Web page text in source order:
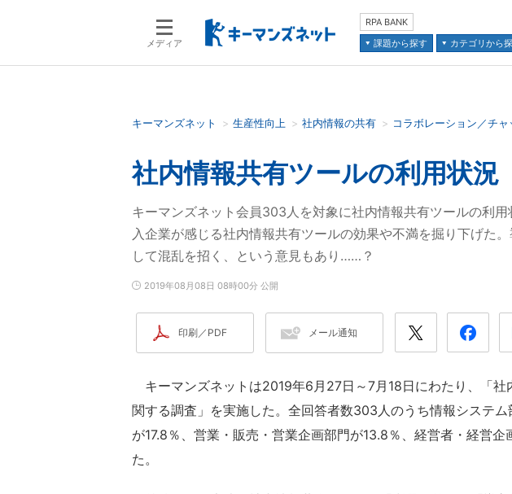
メディア
RPA BANK
課題から探す
カテゴリから
検索語を入力してください
キーマンズネット 生産性向上 社内情報の共有 コラボレーション／チャ
社内情報共有ツールの利用状
キーマンズネット会員303人を対象に社内情報共有ツールの利
入企業が感じる社内情報共有ツールの効果や不満を掘り下げた
して混乱を招く、という意見もあり……？
2019年08月08日 08時00分 公開
印刷／PDF メール通知
キーマンズネットは2019年6月27日～7月18日にわたり、「社
関する調査」を実施した。全回答者数303人のうち情報システ
が17.8％、営業・販売・営業企画部門が13.8％、経営者・経営企
た。